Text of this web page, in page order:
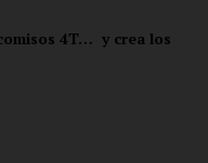
4T… y crea los